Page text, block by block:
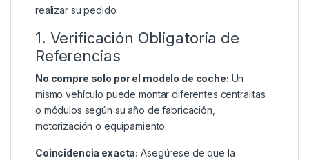
realizar su pedido:
1. Verificación Obligatoria de
Referencias
No compre solo por el modelo de coche: Un
mismo vehículo puede montar diferentes centralitas
o módulos según su año de fabricación,
motorización o equipamiento.
Coincidencia exacta: Asegúrese de que la